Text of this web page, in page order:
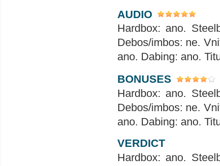
AUDIO
Hardbox: ano.
Debos/imbos: ne.
ano. Dabing: ano.
BONUSES
Hardbox: ano.
Debos/imbos: ne.
ano. Dabing: ano.
VERDICT
Hardbox: ano.